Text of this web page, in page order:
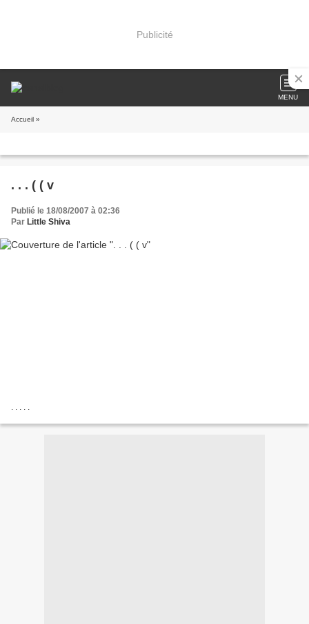
Publicité
MENU
Accueil »
. . . ( ( v
Publié le 18/08/2007 à 02:36
Par Little Shiva